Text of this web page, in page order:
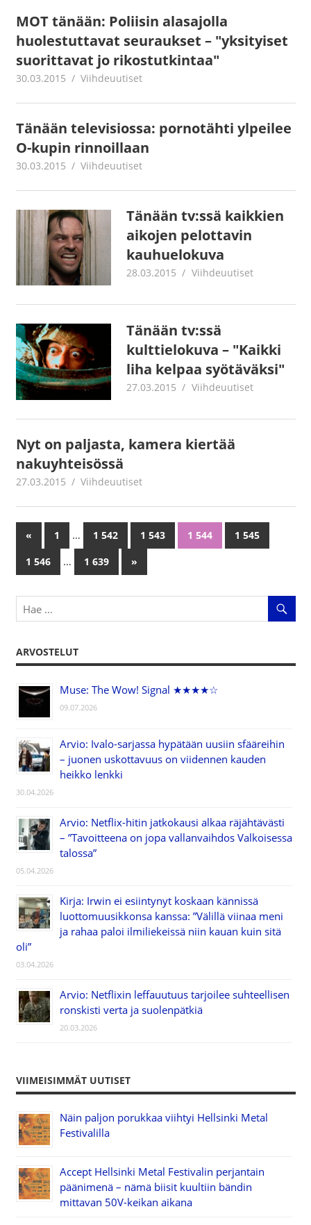
MOT tänään: Poliisin alasajolla
huolestuttavat seuraukset – "yksityiset
suorittavat jo rikostutkintaa"
30.03.2015 mestanet
Viihdeuutiset
Tänään televisiossa: pornotähti ylpeilee
O-kupin rinnoillaan
30.03.2015 mestanet
Viihdeuutiset
Tänään tv:ssä kaikkien
aikojen pelottavin
kauhuelokuva
28.03.2015 mestanet
Viihdeuutiset
Tänään tv:ssä
kulttielokuva – "Kaikki
liha kelpaa syötäväksi"
27.03.2015 mestanet
Viihdeuutiset
Nyt on paljasta, kamera kiertää
nakuyhteisössä
27.03.2015 mestanet
Viihdeuutiset
Artikkelien
selaus
« Previous
Posts
1 … 1 542 1 543 1 544
1 545
1 546
… 1 639
Next
Posts
»
ARVOSTELUT
Muse: The Wow! Signal ★★★★☆
09.07.2026
Arvio: Ivalo-sarjassa hypätään uusiin sfääreihin
– juonen uskottavuus on viidennen kauden
heikko lenkki
30.04.2026
Arvio: Netflix-hitin jatkokausi alkaa räjähtävästi
– ”Tavoitteena on jopa vallanvaihdos Valkoisessa
talossa”
05.04.2026
Kirja: Irwin ei esiintynyt koskaan kännissä
luottomuusikkonsa kanssa: ”Välillä viinaa meni
ja rahaa paloi ilmiliekeissä niin kauan kuin sitä
oli”
03.04.2026
Arvio: Netflixin leffauutuus tarjoilee suhteellisen
ronskisti verta ja suolenpätkiä
20.03.2026
VIIMEISIMMÄT UUTISET
Näin paljon porukkaa viihtyi Hellsinki Metal
Festivalilla
Accept Hellsinki Metal Festivalin perjantain
päänimenä – nämä biisit kuultiin bändin
mittavan 50V-keikan aikana